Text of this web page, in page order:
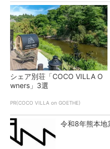
シェア別荘「COCO VILLA O
wners」3選
PR(COCO VILLA on GOETHE)
令和8年熊本地